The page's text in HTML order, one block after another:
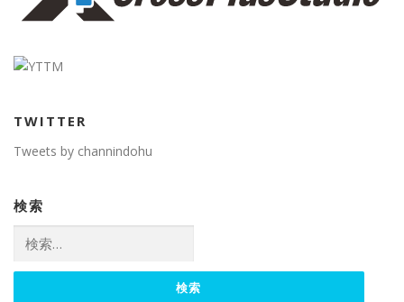
TWITTER
Tweets by channindohu
検索
索: